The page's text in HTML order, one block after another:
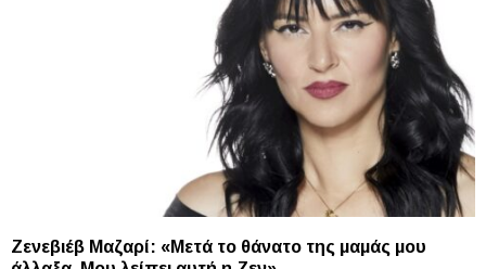
Ζενεβιέβ Μαζαρί: «Μετά το θάνατο της μαμάς μου